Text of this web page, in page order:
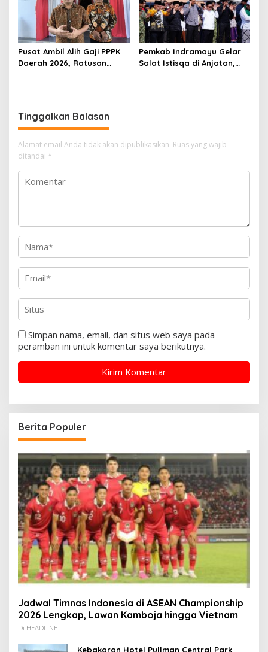
Pusat Ambil Alih Gaji PPPK
Daerah 2026, Ratusan
Pemkab Indramayu Gelar
Salat Istisqa di Anjatan,
Tinggalkan Balasan
Alamat email Anda tidak akan dipublikasikan. Ruas yang wajib
ditandai *
Simpan nama, email, dan situs web saya pada
peramban ini untuk komentar saya berikutnya.
Berita Populer
Jadwal Timnas Indonesia di ASEAN Championship
2026 Lengkap, Lawan Kamboja hingga Vietnam
Di HEADLINE
Kebakaran Hotel Pullman Central Park